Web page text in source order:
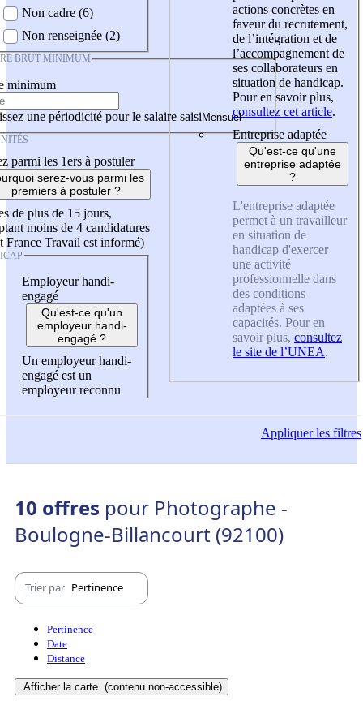
Non cadre (6)
Non renseignée (2)
BRUT MINIMUM
minimum
une périodicité pour le salaire saisi
parmi les 1ers à postuler
serez-vous parmi les
premiers à postuler ?
de plus de 15 jours,
moins de 4 candidatures
France Travail est informé)
Employeur handi-
engagé
Qu'est-ce qu'un
employeur handi-
engagé ?
Un employeur handi-
engagé est un
employeur reconnu
actions concrètes en
faveur du recrutement,
de l’intégration et de
l’accompagnement de
ses collaborateurs en
situation de handicap.
Pour en savoir plus,
consultez cet article.
Entreprise adaptée
Qu'est-ce qu'une
entreprise adaptée
?
L'entreprise adaptée
permet à un travailleur
en situation de
handicap d'exercer
une activité
professionnelle dans
des conditions
adaptées à ses
capacités. Pour en
savoir plus, consultez
le site de l’UNEA.
Appliquerles filtres
10 offres pour Photographe -
Boulogne-Billancourt (92100)
Trier par Pertinence
Pertinence
Date
Distance
Afficher la carte (contenu non-accessible)